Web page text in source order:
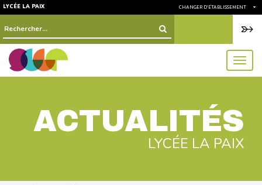
LYCÉE LA PAIX CHANGER D'ÉTABLISSEMENT
Rechercher :
menu
ACTUALITÉS
LYCÉE LA PAIX